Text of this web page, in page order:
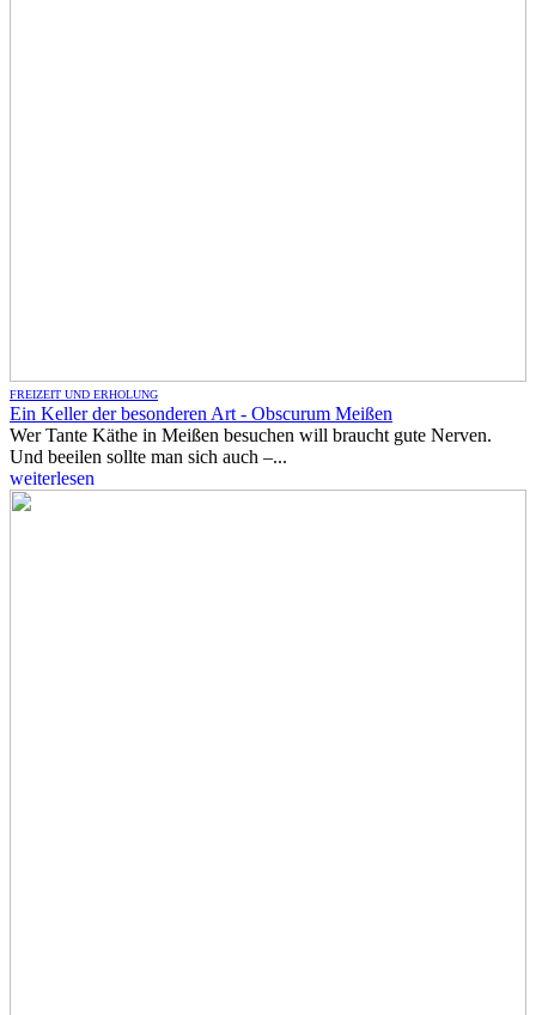
FREIZEIT UND ERHOLUNG
Ein Keller der besonderen Art - Obscurum Meißen
Wer Tante Käthe in Meißen besuchen will braucht gute Nerven.
Und beeilen sollte man sich auch –...
weiterlesen